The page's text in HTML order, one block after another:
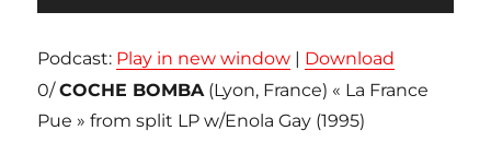
audio
Podcast: Play in new window | Download
0/COCHE BOMBA (Lyon, France) « La France
Pue » from split LP w/Enola Gay (1995)